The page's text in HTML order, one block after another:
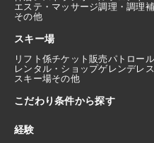
エステ・マッサージ調理・調理
その他
スキー場
リフト係チケット販売パトロール
レンタル・ショップゲレンデレ
スキー場その他
こだわり条件から探す
経験